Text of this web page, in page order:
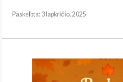
Paskelbta: 3 lapkričio, 2025